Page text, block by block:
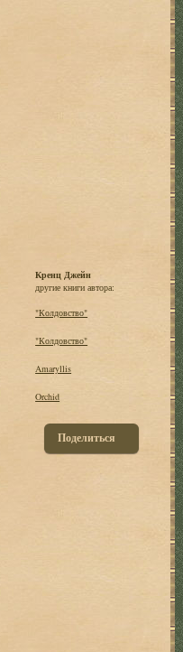
Кренц Джейн
другие книги автора:
"Колдовство"
"Колдовство"
Amaryllis
Orchid
Поделиться